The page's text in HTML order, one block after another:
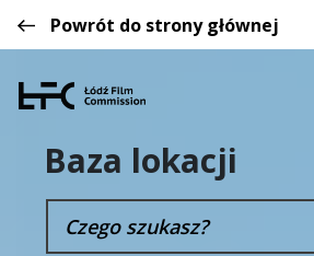
Powrót do strony głównej
Baza lokacji